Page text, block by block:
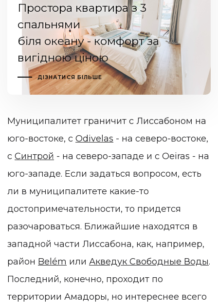
Простора квартира з 3
спальнями
біля океану - комфорт за
вигідною ціною
ДІЗНАТИСЯ БІЛЬШЕ
Муниципалитет граничит с Лиссабоном на
юго-востоке, с Odivelas - на северо-востоке,
с Синтрой - на северо-западе и с Oeiras - на
юго-западе. Если задаться вопросом, есть
ли в муниципалитете какие-то
достопримечательности, то придется
разочароваться. Ближайшие находятся в
западной части Лиссабона, как, например,
район Belém или Акведук Свободные Воды.
Последний, конечно, проходит по
территории Амадоры, но интереснее всего